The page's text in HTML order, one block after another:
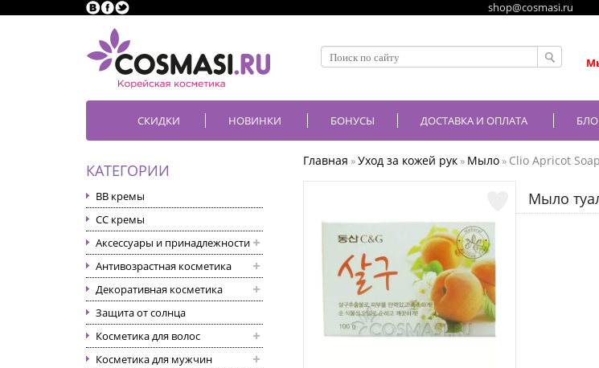
shop@cosmasi.ru
СКИДКИ НОВИНКИ БОНУСЫ ДОСТАВКА И ОПЛАТА
КАТЕГОРИИ
BB кремы
CC кремы
Аксессуары и принадлежности
Антивозрастная косметика
Декоративная косметика
Защита от солнца
Косметика для волос
Косметика для мужчин
Главная »Уход за кожей рук » Мыло » Clio Apricot Soap
Мыло